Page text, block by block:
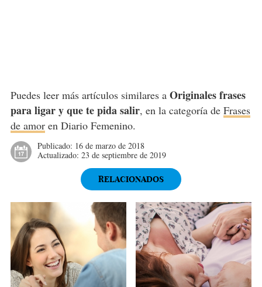
Puedes leer más artículos similares a Originales frases
para ligar y que te pida salir, en la categoría de Frases
de amoren Diario Femenino.
Publicado: 16 de marzo de 2018
Actualizado: 23 de septiembre de 2019
RELACIONADOS